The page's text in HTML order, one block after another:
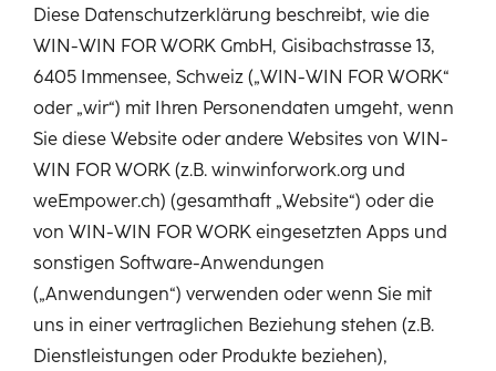
Diese Datenschutzerklärung beschreibt, wie die
WIN-WIN FOR WORK GmbH, Gisibachstrasse 13,
6405 Immensee, Schweiz („WIN-WIN FOR WORK“
oder „wir“) mit Ihren Personendaten umgeht, wenn
Sie diese Website oder andere Websites von WIN-
WIN FOR WORK (z.B. winwinforwork.org und
weEmpower.ch) (gesamthaft „Website“) oder die
von WIN-WIN FOR WORK eingesetzten Apps und
sonstigen Software-Anwendungen
(„Anwendungen“) verwenden oder wenn Sie mit
uns in einer vertraglichen Beziehung stehen (z.B.
Dienstleistungen oder Produkte beziehen),